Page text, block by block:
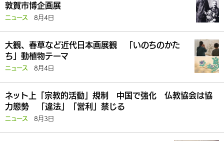
敦賀市博企画展
ニュース 8月4日
大観、春草など近代日本画展観 「いのちのかた
ち」動植物テーマ
ニュース 8月4日
ネット上「宗教的活動」規制 中国で強化 仏教協会は協
力態勢 「違法」「営利」禁じる
ニュース 8月3日